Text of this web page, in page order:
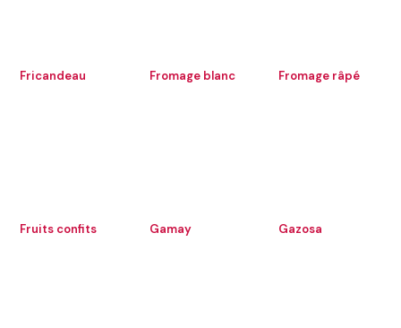
Fricandeau Fromage blanc Fromage râpé
Fruits confits Gamay Gazosa